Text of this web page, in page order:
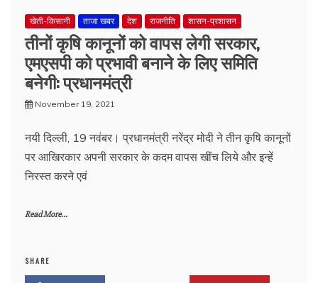
खेती-किसानी ताजा खबर देश राजनीति शासन-प्रशासन
तीनों कृषि कानूनों को वापस लेगी सरकार,
एमएसपी को प्रभावी बनाने के लिए समिति
बनेगी: प्रधानमंत्री
November 19, 2021
नयी दिल्ली, 19 नवंबर। प्रधानमंत्री नरेंद्र मोदी ने तीन कृषि कानूनों
पर आखिरकार अपनी सरकार के कदम वापस खींच लिये और इन्हें
निरस्त करने एवं
Read More...
SHARE